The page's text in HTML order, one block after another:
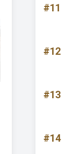
#11
#12
#13
#14